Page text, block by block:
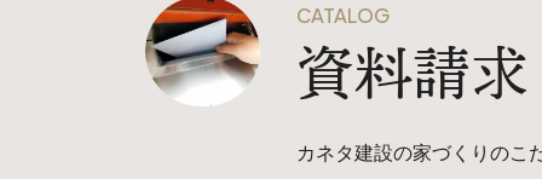
CATALOG
資料請求
カネタ建設の家づくりのこ